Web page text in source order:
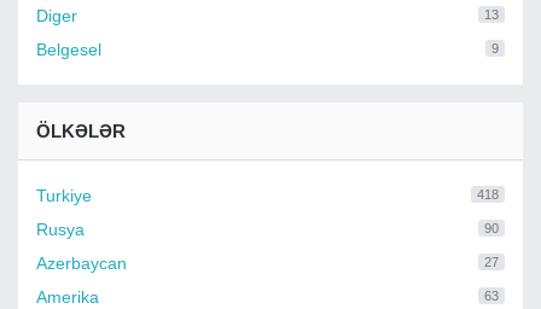
Diger 13
Belgesel 9
ÖLKƏLƏR
Turkiye 418
Rusya 90
Azerbaycan 27
Amerika 63